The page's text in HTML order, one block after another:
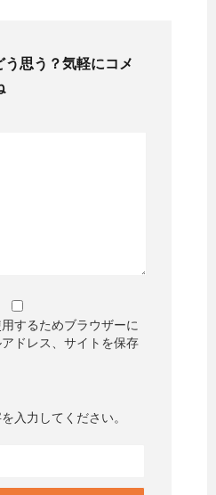
う思う？気軽にコメ
するためブラウザーに
ドレス、サイトを保存
入力してください。